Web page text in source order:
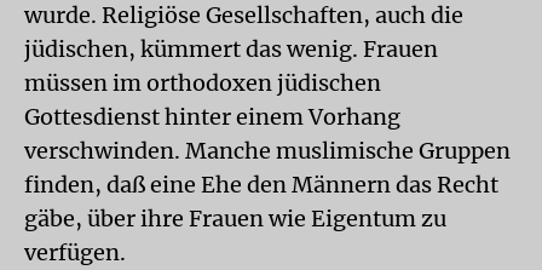
wurde. Religiöse Gesellschaften, auch die
jüdischen, kümmert das wenig. Frauen
müssen im orthodoxen jüdischen
Gottesdienst hinter einem Vorhang
verschwinden. Manche muslimische Gruppen
finden, daß eine Ehe den Männern das Recht
gäbe, über ihre Frauen wie Eigentum zu
verfügen.